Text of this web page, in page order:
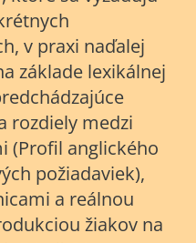
v praxi naďalej
základe lexikálnej
rozdiely medzi
(Profil anglického
požiadaviek),
a reálnou
žiakov na